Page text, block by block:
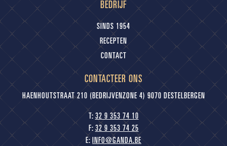
BEDRIJF
SINDS 1954
RECEPTEN
CONTACT
CONTACTEER ONS
HAENHOUTSTRAAT 210 (BEDRIJVENZONE 4) 9070 DESTELBERGEN
T: 32 9 353 74 10
F: 32 9 353 74 25
E:
INFO@GANDA.BE